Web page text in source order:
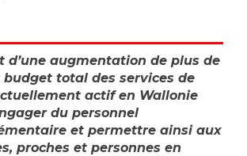
d’une augmentation de plus de
budget total des services de
actif en Wallonie
du personnel
et permettre ainsi aux
proches et personnes en